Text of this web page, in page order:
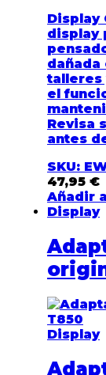
Display
display
dañada
talleres
el
Revisa
antes
SKU:
47,95 €
Añadir
Display
Display